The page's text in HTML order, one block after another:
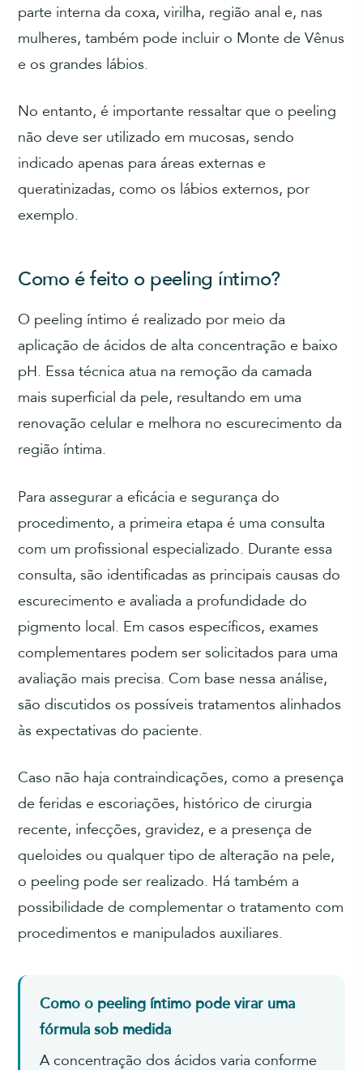
parte interna da coxa, virilha, região anal e, nas
mulheres, também pode incluir o Monte de Vênus
e os grandes lábios.
No entanto, é importante ressaltar que o peeling
não deve ser utilizado em mucosas, sendo
indicado apenas para áreas externas e
queratinizadas, como os lábios externos, por
exemplo.
Como é feito o peeling íntimo?
O peeling íntimo é realizado por meio da
aplicação de ácidos de alta concentração e baixo
pH. Essa técnica atua na remoção da camada
mais superficial da pele, resultando em uma
renovação celular e melhora no escurecimento da
região íntima.
Para assegurar a eficácia e segurança do
procedimento, a primeira etapa é uma consulta
com um profissional especializado. Durante essa
consulta, são identificadas as principais causas do
escurecimento e avaliada a profundidade do
pigmento local. Em casos específicos, exames
complementares podem ser solicitados para uma
avaliação mais precisa. Com base nessa análise,
são discutidos os possíveis tratamentos alinhados
às expectativas do paciente.
Caso não haja contraindicações, como a presença
de feridas e escoriações, histórico de cirurgia
recente, infecções, gravidez, e a presença de
queloides ou qualquer tipo de alteração na pele,
o peeling pode ser realizado. Há também a
possibilidade de complementar o tratamento com
procedimentos e manipulados auxiliares.
Como o peeling íntimo pode virar uma
fórmula sob medida
A concentração dos ácidos varia conforme